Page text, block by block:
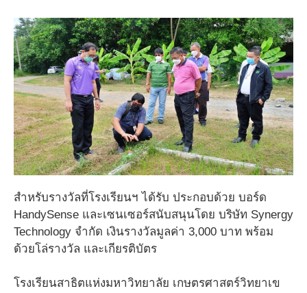
สำหรับรางวัลที่โรงเรียนฯ ได้รับ ประกอบด้วย บอร์ด
HandySense และเซนเซอร์สนับสนุนโดย บริษัท Synergy
Technology จำกัด เงินรางวัลมูลค่า 3,000 บาท พร้อม
ด้วยโล่รางวัล และเกียรติบัตร
โรงเรียนสาธิตแห่งมหาวิทยาลัย เกษตรศาสตร์วิทยาเข